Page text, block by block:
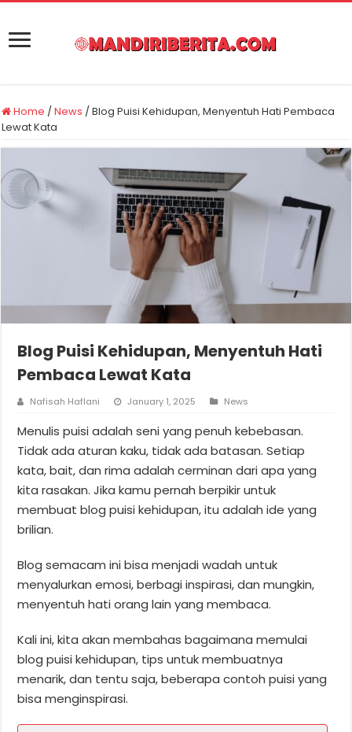
Home /News /Blog Puisi Kehidupan, Menyentuh Hati Pembaca
Lewat Kata
Blog Puisi Kehidupan, Menyentuh Hati
Pembaca Lewat Kata
Nafisah Haflani January 1, 2025 News
Menulis puisi adalah seni yang penuh kebebasan.
Tidak ada aturan kaku, tidak ada batasan. Setiap
kata, bait, dan rima adalah cerminan dari apa yang
kita rasakan. Jika kamu pernah berpikir untuk
membuat blog puisi kehidupan, itu adalah ide yang
brilian.
Blog semacam ini bisa menjadi wadah untuk
menyalurkan emosi, berbagi inspirasi, dan mungkin,
menyentuh hati orang lain yang membaca.
Kali ini, kita akan membahas bagaimana memulai
blog puisi kehidupan, tips untuk membuatnya
menarik, dan tentu saja, beberapa contoh puisi yang
bisa menginspirasi.